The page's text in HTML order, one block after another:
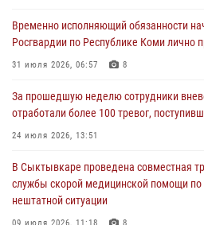
31 июля 2026, 10:55
Временно исполняющий обязанности
31 июля 2026, 06:57 8
В Усинске росгвардейцы оперативно
Временно исполняющий обязанности
Росгвардии по Республике Коми лично
31 июля 2026, 06:57 8
За прошедшую неделю сотрудники
отработали более 100 тревог,
24 июля 2026, 13:51
В Сыктывкаре проведена совместная
службы скорой медицинской помощи по
нештатной ситуации
09 июля 2026, 11:18 8